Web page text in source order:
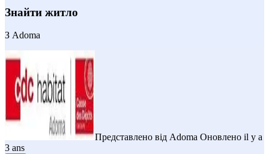
Знайти житло
З Adoma
Представлено від Adoma Оновлено il y a
3 ans